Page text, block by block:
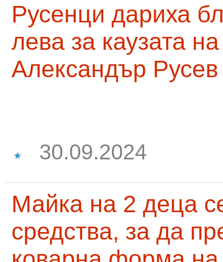
Русенци дариха
лева за каузата
Александър Русев
30.09.2024
Майка на 2 деца
средства, за да